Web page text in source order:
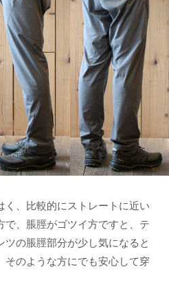
、比較的にストレートに近い
で、脹脛がゴツイ方ですと、テ
の脹脛部分が少し気になると
そのような方にでも安心して穿